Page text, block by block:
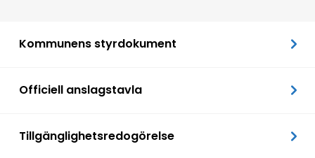
Kommunens styrdokument
Officiell anslagstavla
Tillgänglighetsredogörelse